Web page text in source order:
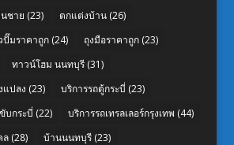
ชาย (23) ตกแต่งบ้าน(26)
ปั๊มราคาถูก(24) ถุงมือราคาถูก(23)
ทาวน์โฮม นนทบุรี(31)
แปลง (23) บริการรถตู้กระบี่ (23)
บกระบี่ (22) บริการรถเทรลเลอร์กรุงเทพ (44)
ล(28) บ้านนนทบุรี(23)